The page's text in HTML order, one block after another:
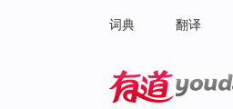
词典 翻译